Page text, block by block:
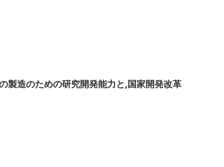
製造のための研究開発能力と,国家開発改革